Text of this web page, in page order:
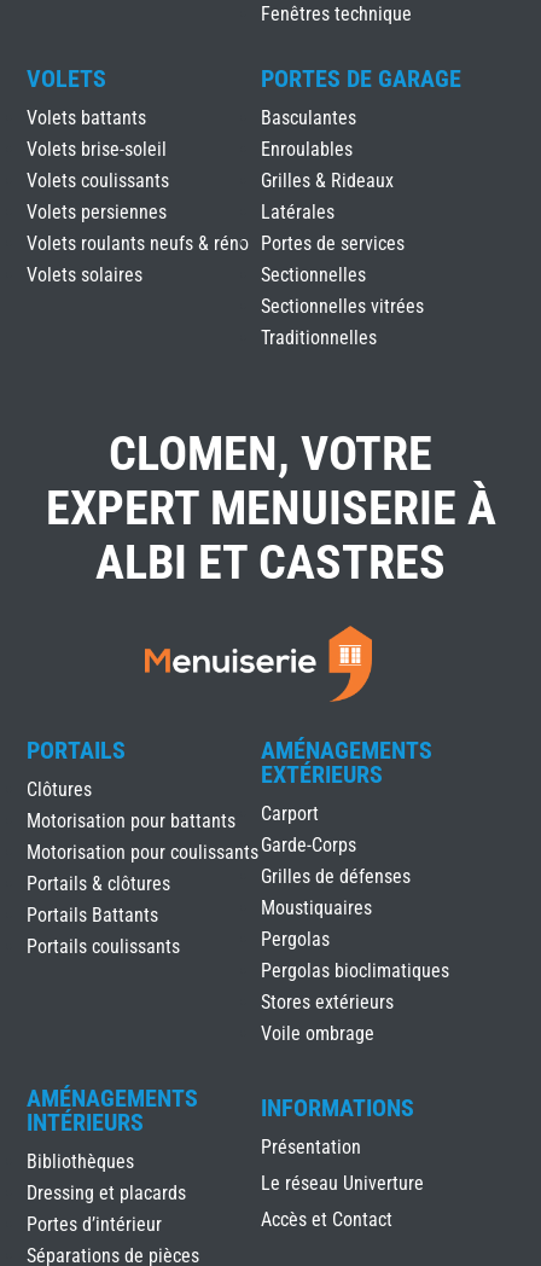
Fenêtres technique
VOLETS
Volets battants
Volets brise-soleil
Volets coulissants
Volets persiennes
Volets roulants neufs & réno
Volets solaires
PORTES DE GARAGE
Basculantes
Enroulables
Grilles & Rideaux
Latérales
Portes de services
Sectionnelles
Sectionnelles vitrées
Traditionnelles
CLOMEN, VOTRE
EXPERT MENUISERIE À
ALBI ET CASTRES
PORTAILS
Clôtures
Motorisation pour battants
Motorisation pour coulissants
Portails & clôtures
Portails Battants
Portails coulissants
AMÉNAGEMENTS
EXTÉRIEURS
Carport
Garde-Corps
Grilles de défenses
Moustiquaires
Pergolas
Pergolas bioclimatiques
Stores extérieurs
Voile ombrage
AMÉNAGEMENTS
INTÉRIEURS
Bibliothèques
Dressing et placards
Portes d’intérieur
Séparations de pièces
INFORMATIONS
Présentation
Le réseau Univerture
Accès et Contact